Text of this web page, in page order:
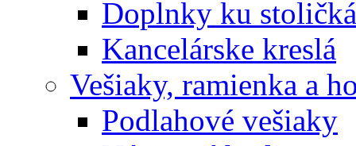
Doplnky ku
Kancelárske kreslá
Vešiaky, ramienka a
Podlahové vešiaky